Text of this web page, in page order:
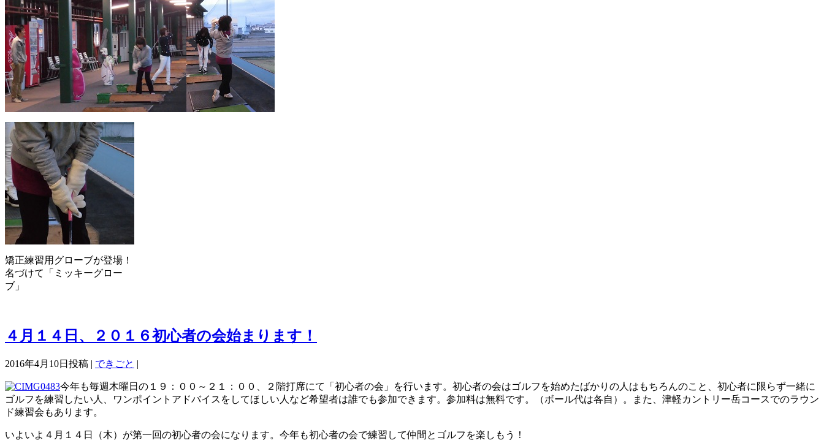
矯正練習用グローブが登場！
名づけて「ミッキーグロー
ブ」
４月１４日、２０１６初心者の会始まります！
2016年4月10日投稿 | できごと |
今年も毎週木曜日の１９：００～２１：００、２階打席にて「初心者の会」を行います。初心者の会はゴルフを始めたばかりの人はもちろんのこと、初心者に限らず一緒に
ゴルフを練習したい人、ワンポイントアドバイスをしてほしい人など希望者は誰でも参加できます。参加料は無料です。（ボール代は各自）。また、津軽カントリー岳コースでのラウン
ド練習会もあります。
いよいよ４月１４日（木）が第一回の初心者の会になります。今年も初心者の会で練習して仲間とゴルフを楽しもう！